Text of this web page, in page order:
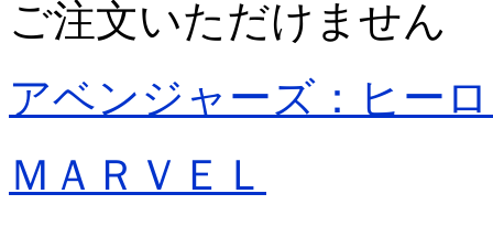
ご注文いただけません
アベンジャーズ：ヒー
ＭＡＲＶＥＬ